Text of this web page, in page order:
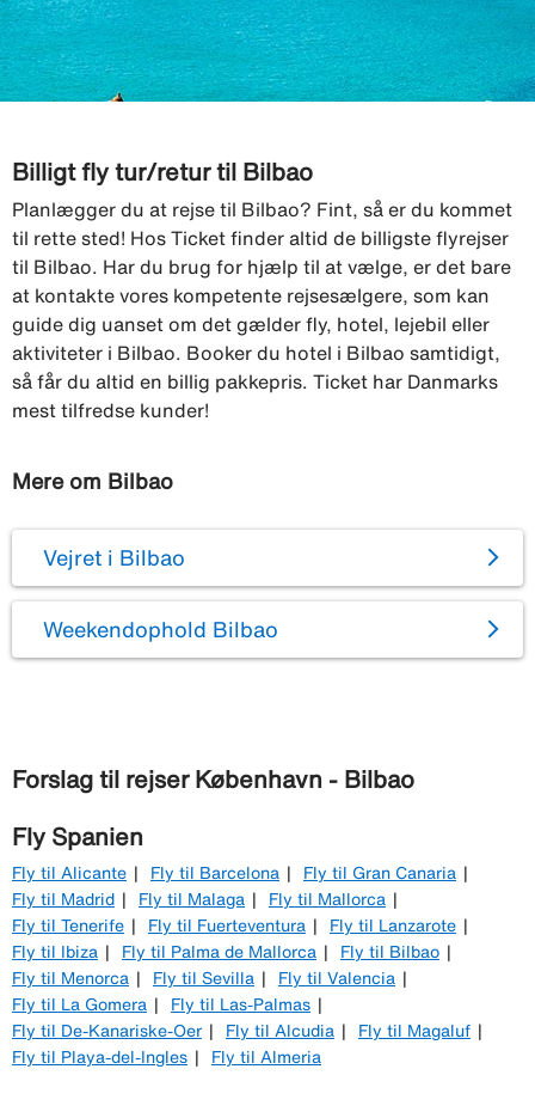
Billigt fly tur/retur til Bilbao
Planlægger du at rejse til Bilbao? Fint, så er du kommet
til rette sted! Hos Ticket finder altid de billigste flyrejser
til Bilbao. Har du brug for hjælp til at vælge, er det bare
at kontakte vores kompetente rejsesælgere, som kan
guide dig uanset om det gælder fly, hotel, lejebil eller
aktiviteter i Bilbao. Booker du hotel i Bilbao samtidigt,
så får du altid en billig pakkepris. Ticket har Danmarks
mest tilfredse kunder!
Mere om Bilbao
Vejret i Bilbao
Weekendophold Bilbao
Forslag til rejser København - Bilbao
Fly Spanien
Fly til Alicante Fly til Barcelona
Fly til Gran Canaria
Fly til Madrid
Fly til Malaga
Fly til Mallorca
Fly til Tenerife
Fly til Fuerteventura
Fly til Lanzarote
Fly til Ibiza
Fly til Palma de Mallorca
Fly til Bilbao
Fly til Menorca
Fly til Sevilla
Fly til Valencia
Fly til La Gomera
Fly til Las-Palmas
Fly til De-Kanariske-Oer
Fly til Alcudia
Fly til Magaluf
Fly til Playa-del-Ingles
Fly til Almeria